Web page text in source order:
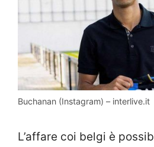
Buchanan (Instagram) – interlive.it
L’affare coi belgi è